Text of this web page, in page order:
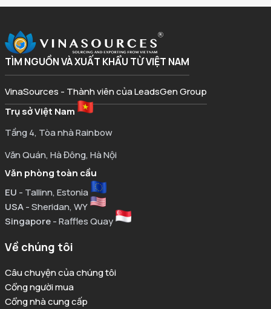
TÌM NGUỒN VÀ XUẤT KHẨU TỪ VIỆT NAM
VinaSources - Thành viên của LeadsGen Group
Trụ sở Việt Nam
Tầng 4, Tòa nhà Rainbow
Văn Quán, Hà Đông, Hà Nội
Văn phòng toàn cầu
EU - Tallinn, Estonia
USA- Sheridan, WY
Singapore- Raffles Quay
Về chúng tôi
Câu chuyện của chúng tôi
Cổng người mua
Cổng nhà cung cấp